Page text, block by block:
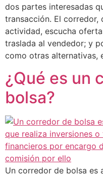
dos partes interesadas
transacción. El corredor,
actividad, escucha
traslada al vendedor; y
como otras alternativas,
¿Qué es un
bolsa?
Un corredor de bolsa es